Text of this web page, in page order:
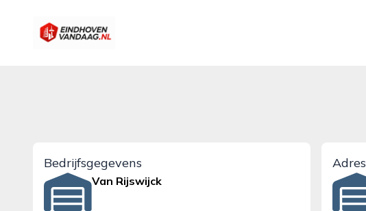
eindhovenvandaag.nl
Bedrijfsgegevens
Van Rijswijck
Adres